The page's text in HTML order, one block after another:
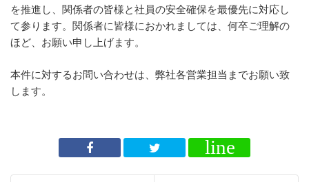
を推進し、関係者の皆様と社員の安全確保を最優先に対応し
て参ります。関係者に皆様におかれましては、何卒ご理解の
ほど、お願い申し上げます。
本件に対するお問い合わせは、弊社各営業担当までお願い致
します。